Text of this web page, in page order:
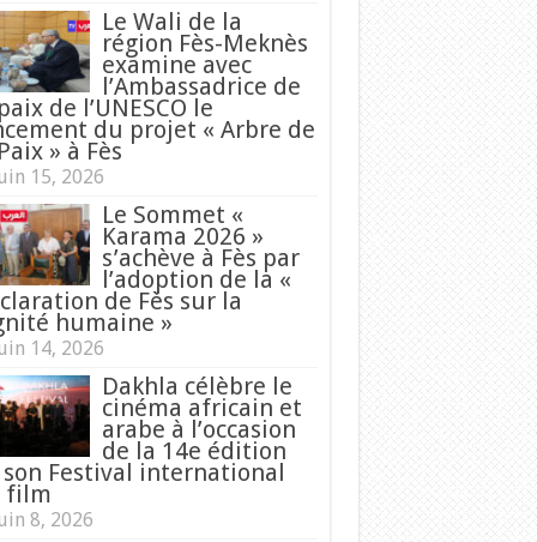
Le Wali de la
région Fès-Meknès
examine avec
l’Ambassadrice de
de l’UNESCO le
du projet « Arbre de
» à Fès
15, 2026
Le Sommet «
Karama 2026 »
s’achève à Fès par
l’adoption de la «
de Fès sur la
humaine »
14, 2026
Dakhla célèbre le
cinéma africain et
arabe à l’occasion
de la 14e édition
son Festival international
film
8, 2026